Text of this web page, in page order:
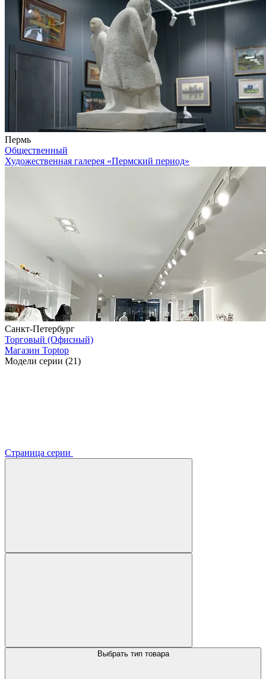
Пермь
Общественный
Художественная галерея «Пермский период»
Санкт-Петербург
Торговый (Офисный)
Магазин Toptop
Модели серии (21)
Страница серии
Выбрать тип товара